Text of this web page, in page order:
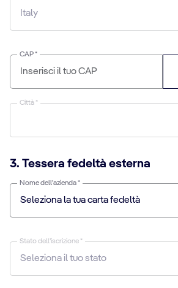
CAP *
Città *
3. Tessera fedeltà esterna
Nome dell’azienda *
Stato dell’iscrizione *